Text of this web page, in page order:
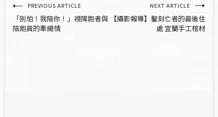
文
章
PREVIOUS ARTICLE
「別怕！我陪你！」視障跑者與
陪跑員的牽繩情
NEXT ARTICLE
【攝影報導】鑿刻亡者的最後住
處 宜蘭手工棺材